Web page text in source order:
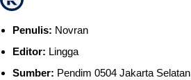
Penulis: Novran
Editor: Lingga
Sumber: Pendim 0504 Jakarta Selatan